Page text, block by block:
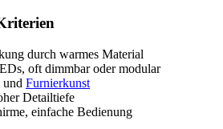
durch warmes Material
oft dimmbar oder modular
und Furnierkunst
Detailtiefe
einfache Bedienung